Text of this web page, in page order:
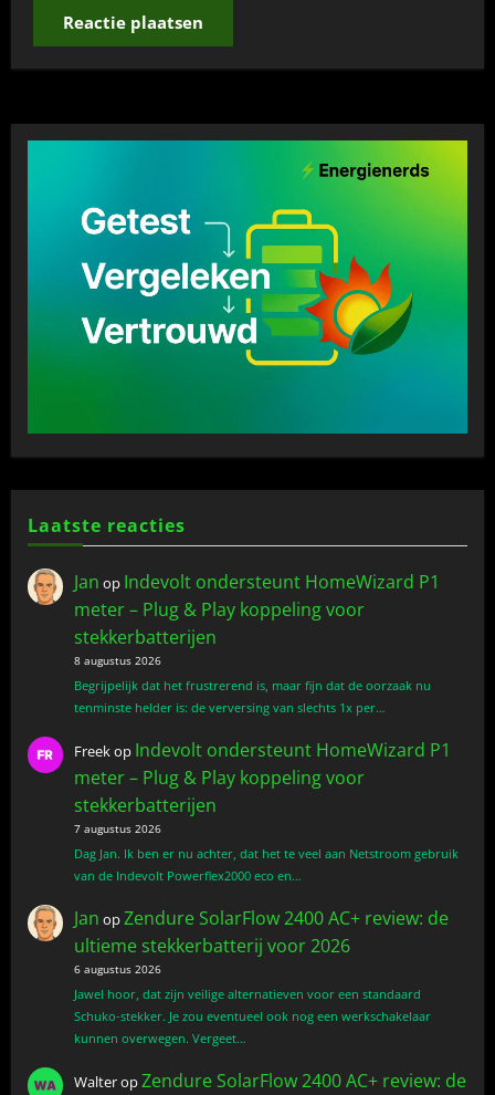
Laatste reacties
Jan op Indevolt ondersteunt HomeWizard P1
meter – Plug & Play koppeling voor
stekkerbatterijen
8 augustus 2026
Begrijpelijk dat het frustrerend is, maar fijn dat de oorzaak nu
tenminste helder is: de verversing van slechts 1x per…
Freekop Indevolt ondersteunt HomeWizard P1
meter – Plug & Play koppeling voor
stekkerbatterijen
7 augustus 2026
Dag Jan. Ik ben er nu achter, dat het te veel aan Netstroom gebruik
van de Indevolt Powerflex2000 eco en…
Jan opZendure SolarFlow 2400 AC+ review: de
ultieme stekkerbatterij voor 2026
6 augustus 2026
Jawel hoor, dat zijn veilige alternatieven voor een standaard
Schuko-stekker. Je zou eventueel ook nog een werkschakelaar
kunnen overwegen. Vergeet…
WalteropZendure SolarFlow 2400 AC+ review: de